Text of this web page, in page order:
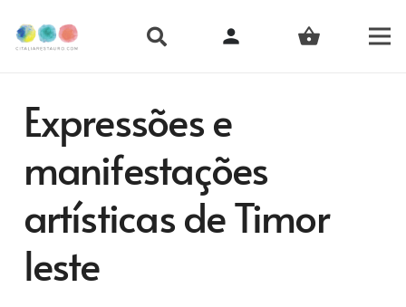
person shopping_basket
Expressões e
manifestações
artísticas de Timor
leste